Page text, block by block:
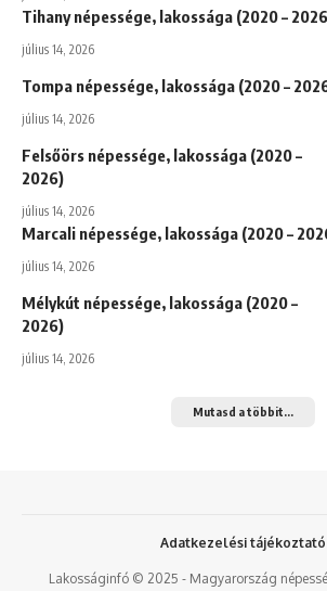
Tihany népessége, lakossága (2020 –
július 14, 2026
Tompa népessége, lakossága (2020 –
július 14, 2026
Felsőörs népessége, lakossága (2020 –
2026)
július 14, 2026
Marcali népessége, lakossága (2020 –
július 14, 2026
Mélykút népessége, lakossága (2020 –
2026)
július 14, 2026
Mutasd a többit...
Lakosságinfó © 2025 - Magyarország
Adatkezelési tájékoztató